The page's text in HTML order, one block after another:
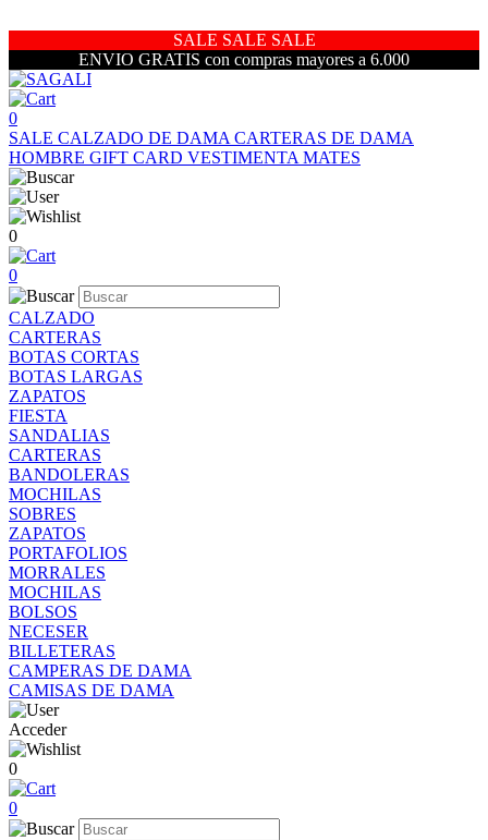
SALE SALE SALE
ENVIO GRATIS con compras mayores a 6.000
0
SALE CALZADO DE DAMA CARTERAS DE DAMA
HOMBRE GIFT CARD VESTIMENTA MATES
0
0
CALZADO
CARTERAS
BOTAS CORTAS
BOTAS LARGAS
ZAPATOS
FIESTA
SANDALIAS
CARTERAS
BANDOLERAS
MOCHILAS
SOBRES
ZAPATOS
PORTAFOLIOS
MORRALES
MOCHILAS
BOLSOS
NECESER
BILLETERAS
CAMPERAS DE DAMA
CAMISAS DE DAMA
Acceder
0
0